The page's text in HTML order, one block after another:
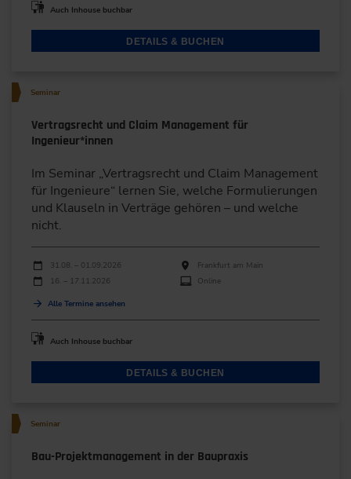
Auch Inhouse buchbar
DETAILS & BUCHEN
Seminar
Vertragsrecht und Claim Management für
Ingenieur*innen
Im Seminar „Vertragsrecht und Claim Management
für Ingenieure“ lernen Sie, welche Formulierungen
und Klauseln in Verträge gehören – und welche
nicht.
Durchführungen
Veranstaltungsdatum Veranstaltungsort
31.08. – 01.09.2026
Frankfurt am Main
16. – 17.11.2026
Online
Alle Termine ansehen
Auch Inhouse buchbar
DETAILS & BUCHEN
Seminar
Bau-Projektmanagement in der Baupraxis